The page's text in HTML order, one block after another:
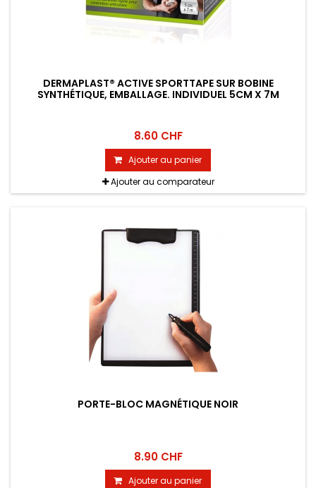
DERMAPLAST® ACTIVE SPORTTAPE SUR BOBINE
SYNTHÉTIQUE, EMBALLAGE. INDIVIDUEL 5CM X 7M
8.60 CHF
Ajouter au panier
Ajouter au comparateur
PORTE-BLOC MAGNÉTIQUE NOIR
8.90 CHF
Ajouter au panier